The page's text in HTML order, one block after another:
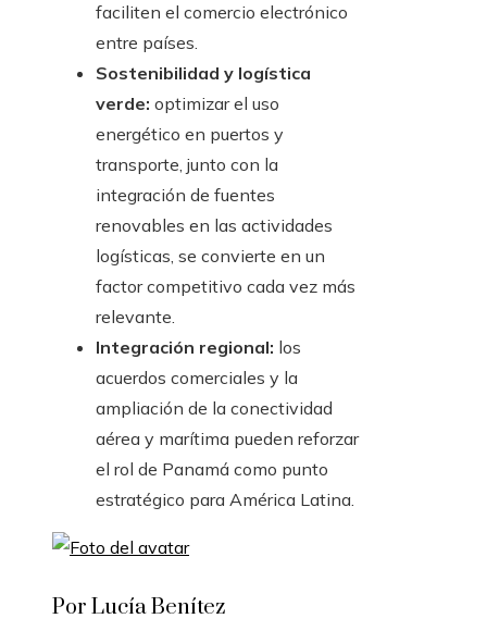
faciliten el comercio electrónico
entre países.
Sostenibilidad y logística
verde: optimizar el uso
energético en puertos y
transporte, junto con la
integración de fuentes
renovables en las actividades
logísticas, se convierte en un
factor competitivo cada vez más
relevante.
Integración regional: los
acuerdos comerciales y la
ampliación de la conectividad
aérea y marítima pueden reforzar
el rol de Panamá como punto
estratégico para América Latina.
Por Lucía Benítez